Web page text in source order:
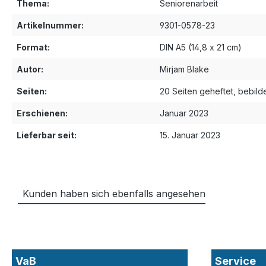
Thema: Seniorenarbeit
Artikelnummer: 9301-0578-23
Format: DIN A5 (14,8 x 21 cm)
Autor: Mirjam Blake
Seiten: 20 Seiten geheftet,
Erschienen: Januar 2023
Lieferbar seit: 15. Januar 2023
Kunden haben sich ebenfalls angesehen
VaB Service